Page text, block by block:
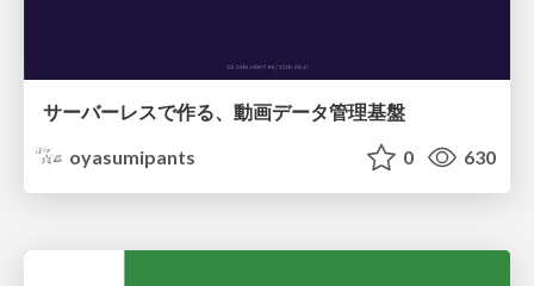
サーバーレスで作る、動画データ管理基盤
oyasumipants
0 630